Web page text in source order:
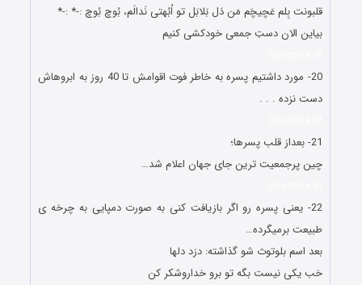
قلبونت بِلم عَچیچَم مَن دَل بَلابَل تو اُبُهتی نَدالَم، بُوچ بُوچ :-* :-*
بیاین الان دستِ جمعی خودکشی کنیم
20- مورد داشتیم پسره به خاطر فوت اقوامش تا 40 روز به ابروهاش
دست نزده . . .
21- بعداز قلب پسرها؛
چین پرجمعیت ترین جای جهان اعلام شد…
22- یعنی پسره رو اگر بازیافت کنی به صورت دمپایی به چرخه ی
طبیعت برمیگرده…
بعد اسم بلوتوث شو گذاشته: دزد دلها
خب یکی نیست بگه تو برو خداروشکر کن